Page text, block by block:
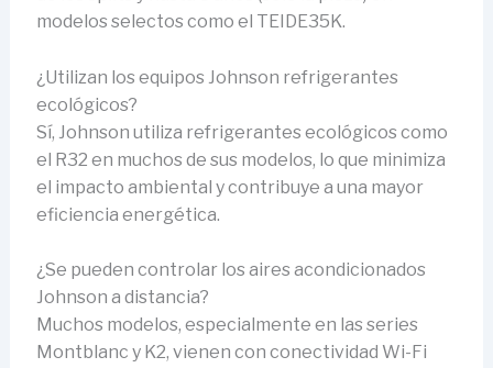
modelos selectos como el TEIDE35K.
¿Utilizan los equipos Johnson refrigerantes
ecológicos?
Sí, Johnson utiliza refrigerantes ecológicos como
el R32 en muchos de sus modelos, lo que minimiza
el impacto ambiental y contribuye a una mayor
eficiencia energética.
¿Se pueden controlar los aires acondicionados
Johnson a distancia?
Muchos modelos, especialmente en las series
Montblanc y K2, vienen con conectividad Wi-Fi